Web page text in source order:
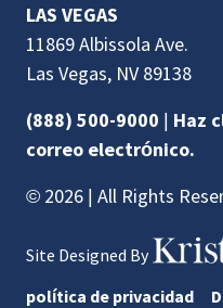
LAS VEGAS
11869 Albissola Ave.
Las Vegas, NV 89138
(888) 500-9000 | Haz
correo electrónico.
© 2026 | All Rights
Site Designed By
política de privacidad